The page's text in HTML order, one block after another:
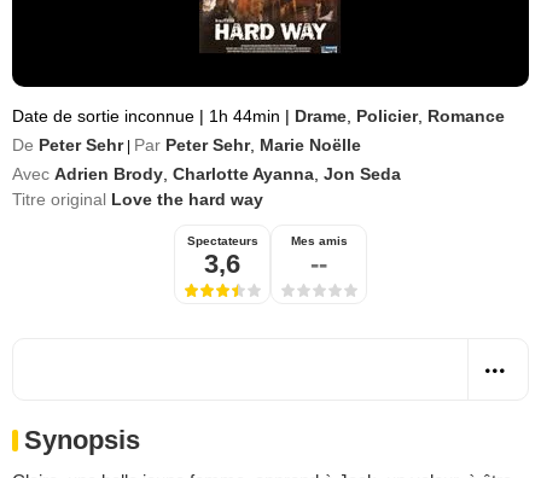
Date de sortie inconnue | 1h 44min | Drame Policier, Romance
De Peter Sehr Par Peter Sehr, Marie Noëlle
Avec Adrien Brody Charlotte Ayanna Jon Seda
Titre original Love the hard way
Spectateurs
3,6
Mes amis
--
Synopsis